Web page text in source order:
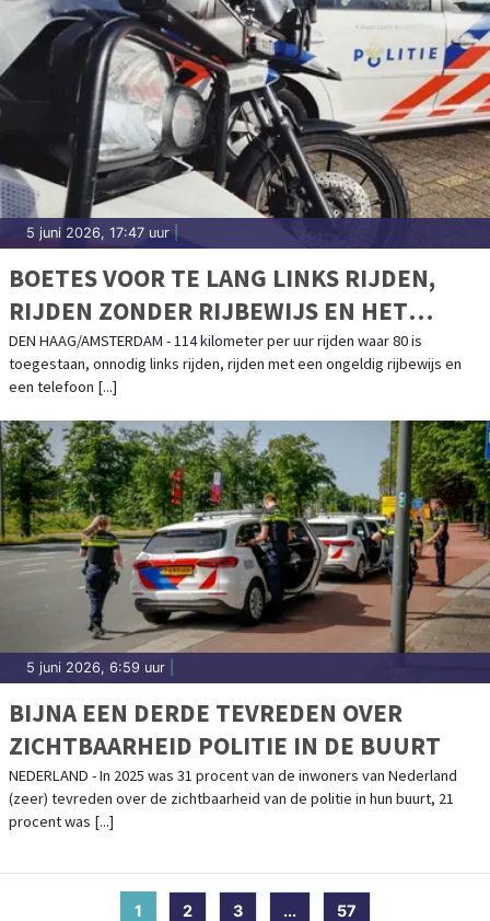
5 juni 2026, 17:47 uur
BOETES VOOR TE LANG LINKS RIJDEN,
RIJDEN ZONDER RIJBEWIJS EN HET
VASTHOUDEN VAN EEN TELEFOON
DEN HAAG/AMSTERDAM - 114 kilometer per uur rijden waar 80 is
toegestaan, onnodig links rijden, rijden met een ongeldig rijbewijs en
een telefoon [...]
5 juni 2026, 6:59 uur
BIJNA EEN DERDE TEVREDEN OVER
ZICHTBAARHEID POLITIE IN DE BUURT
NEDERLAND - In 2025 was 31 procent van de inwoners van Nederland
(zeer) tevreden over de zichtbaarheid van de politie in hun buurt, 21
procent was [...]
1 (current)
2 3 ... 57